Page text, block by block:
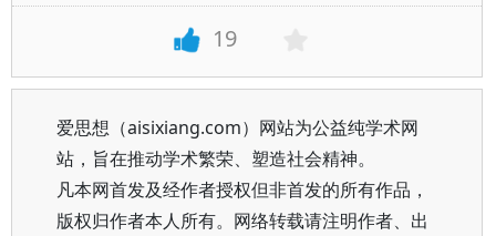
19
爱思想（aisixiang.com）网站为公益纯学术网
站，旨在推动学术繁荣、塑造社会精神。
凡本网首发及经作者授权但非首发的所有作品，
版权归作者本人所有。网络转载请注明作者、出